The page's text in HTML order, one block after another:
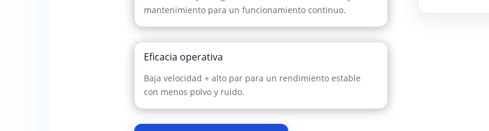
mantenimiento para un funcionamiento continuo.
Eficacia operativa
Baja velocidad + alto par para un rendimiento estable
con menos polvo y ruido.